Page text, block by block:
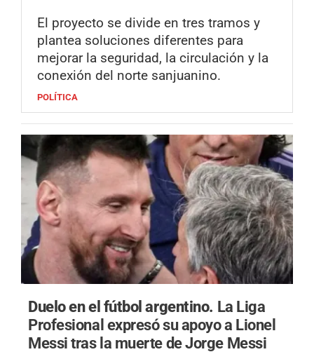
El proyecto se divide en tres tramos y
plantea soluciones diferentes para
mejorar la seguridad, la circulación y la
conexión del norte sanjuanino.
POLÍTICA
Duelo en el fútbol argentino. La Liga
Profesional expresó su apoyo a Lionel
Messi tras la muerte de Jorge Messi